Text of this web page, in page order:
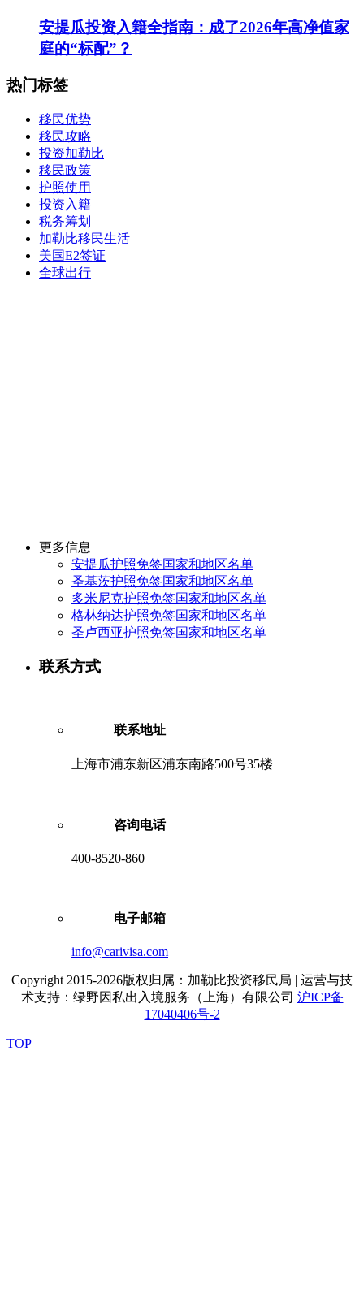
安提瓜投资入籍全指南：成了2026年高净值家
庭的“标配”？
热门标签
移民优势
移民攻略
投资加勒比
移民政策
护照使用
投资入籍
税务筹划
加勒比移民生活
美国E2签证
全球出行
更多信息
安提瓜护照免签国家和地区名单
圣基茨护照免签国家和地区名单
多米尼克护照免签国家和地区名单
格林纳达护照免签国家和地区名单
圣卢西亚护照免签国家和地区名单
联系方式
联系地址
上海市浦东新区浦东南路500号35楼
咨询电话
400-8520-860
电子邮箱
info@carivisa.com
Copyright 2015-2026版权归属：加勒比投资移民局 | 运营与技
术支持：绿野因私出入境服务（上海）有限公司 沪ICP备
17040406号-2
TOP